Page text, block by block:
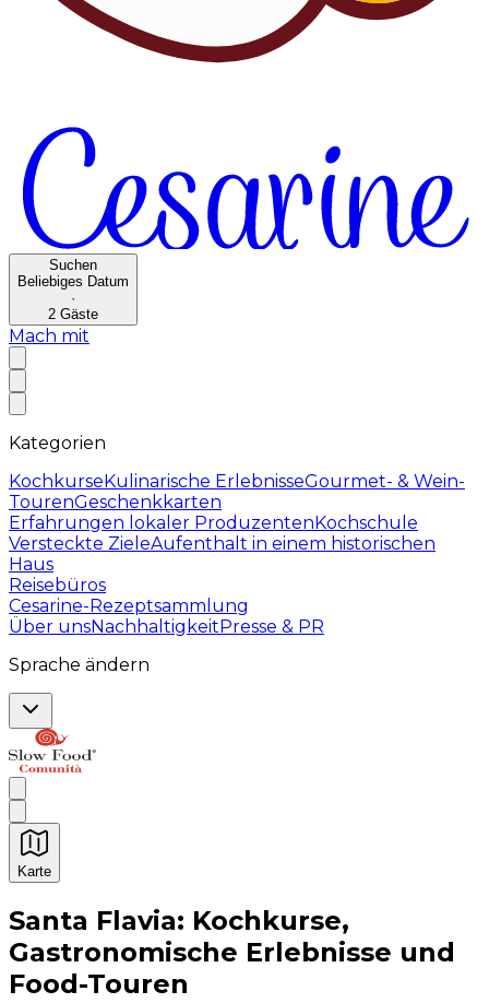
Suchen
Beliebiges Datum
·
2 Gäste
Mach mit
Kategorien
KochkurseKulinarische ErlebnisseGourmet- & Wein-
TourenGeschenkkarten
Erfahrungen lokaler ProduzentenKochschule
Versteckte ZieleAufenthalt in einem historischen
Haus
Reisebüros
Cesarine-Rezeptsammlung
Über unsNachhaltigkeitPresse & PR
Sprache ändern
Karte
Unvergessliche kulinarische Erlebnisse:
Santa Flavia: Kochkurse,
Gastronomische Erlebnisse und
Food-Touren